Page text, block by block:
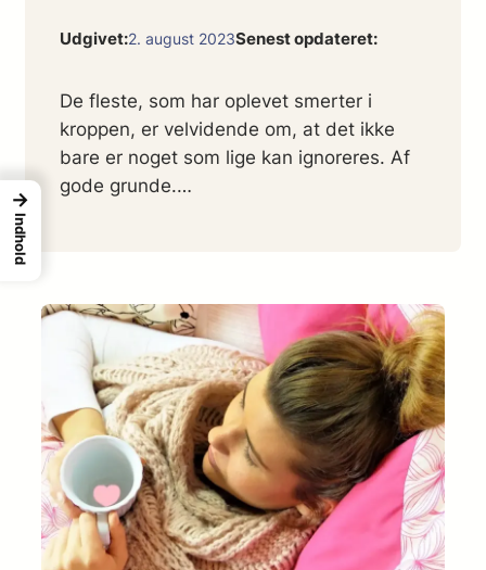
Udgivet:2. august 2023Senest opdateret:
De fleste, som har oplevet smerter i
kroppen, er velvidende om, at det ikke
bare er noget som lige kan ignoreres. Af
gode grunde.…
→
Indhold